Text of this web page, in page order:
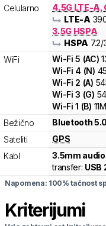
Celularno
4.5G LTE-A,
LTE-A
3.5G HSPA
HSPA 7.2/
WiFi
Wi-Fi5 (AC)
Wi-Fi 4 (N)
Wi-Fi 2 (A) 54
Wi-Fi3 (G) 54
Wi-Fi1 (B) 11
Bežično
Bluetooth 5.0
Sateliti
GPS
Kabl
3.5mm
transfer: USB
Napomena: 100% tačnost
Kriterijumi